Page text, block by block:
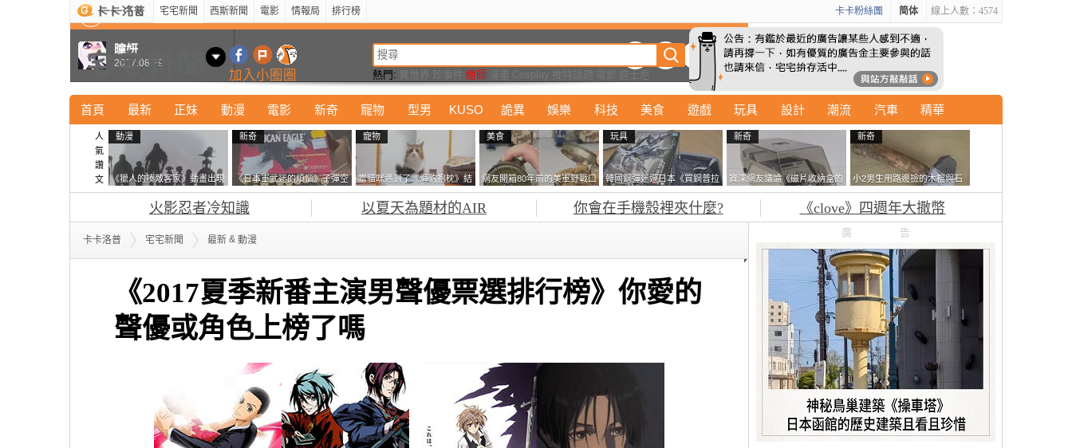
宅宅新聞 西斯新聞 電影 情報局 排行榜 線上人數：4574
简体
卡卡粉絲團
加入小圈圈 熱門: 繪師
首頁 最新 正妹 動漫 電影 新奇 寵物 型男 KUSO 詭異 娛樂 科技 美食 遊戲 玩具 設計 潮流 汽車 精華
人
氣
讚
文
動漫
《獵人的揍敵客家》動畫出現
的這個剪影是誰？你是不是忘
記還有這號人物了
新奇
《日本軍武迷的煩惱》子彈空
盒在日本超級貴 美國網友直
接一大箱寄給他了
寵物
當貓咪遇到了《海豹抱枕》結
果玩了10天後，海豹一整個走
鐘笑翻網友
美食
網友開箱80年前的美軍野戰口
糧 罐頭本身保存良好，但裡
面的味道...
玩具
韓國鋼彈迷遊日本《買鋼普拉
塞不進行李箱》網友們集思廣
益提供解方了……
新奇
資深網友議論《磁片收納盒的
鎖有什麼用》想偷的話整盒拿
新奇
小2男生用路邊撿的木棍與石
頭做成了《石斧》馬麻打開書
包嚇一跳怎麼會有這種東
西！？
火影忍者冷知識 以夏天為題材的AIR 你會在手機殼裡夾什麼? 《clove》四週年大撒幣
卡卡洛普 宅宅新聞 最新 & 動漫
《2017夏季新番主演男聲優票選排行榜》你愛的
聲優或角色上榜了嗎
最新 新奇 正妹 寵物 型男 Kuso 科技 動漫
曈妍
2017.08.29
廣告